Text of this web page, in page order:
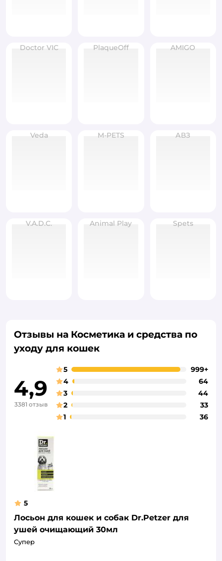
Doctor VIC PlaqueOff AMIGO
Veda M-PETS АВЗ
V.A.D.C. Animal Play Spets
Отзывы на Косметика и средства по
уходу для кошек
4,9
3381 отзыв
5
999+
4
64
3
44
2
33
1
36
5
Лосьон для кошек и собак Dr.Petzer для
ушей очищающий 30мл
Супер